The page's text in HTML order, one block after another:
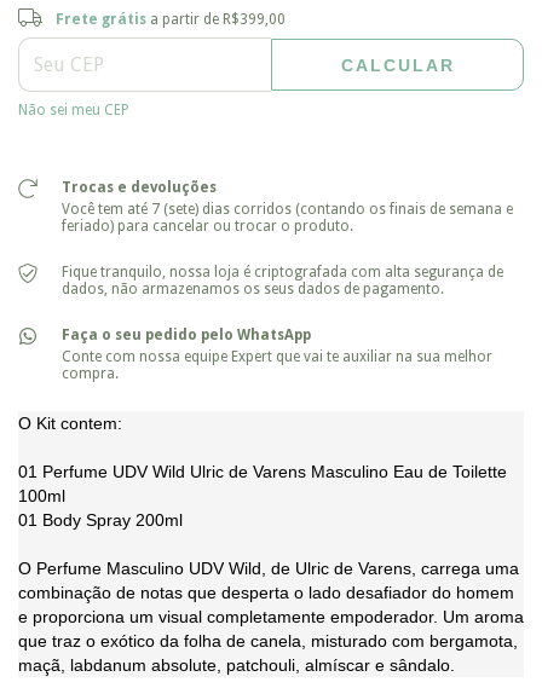
Frete grátis R$399,00
Entregas para o CEP: ALTERAR CEP
Frete grátisa partir de R$399,00
CALCULAR
Não sei meu CEP
Trocas e devoluções
Você tem até 7 (sete) dias corridos (contando os finais de semana e
feriado) para cancelar ou trocar o produto.
Fique tranquilo, nossa loja é criptografada com alta segurança de
dados, não armazenamos os seus dados de pagamento.
Faça o seu pedido pelo WhatsApp
Conte com nossa equipe Expert que vai te auxiliar na sua melhor
compra.
O Kit contem:
01 Perfume UDV Wild Ulric de Varens Masculino Eau de Toilette
100ml
01 Body Spray 200ml
O Perfume Masculino UDV Wild, de Ulric de Varens, carrega uma
combinação de notas que desperta o lado desafiador do homem
e proporciona um visual completamente empoderador. Um aroma
que traz o exótico da folha de canela, misturado com bergamota,
maçã, labdanum absolute, patchouli, almíscar e sândalo.